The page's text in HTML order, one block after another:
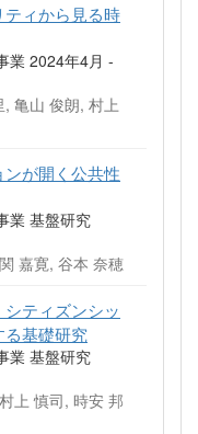
ィから見る時
業 2024年4月 -
亀山 俊朗, 村上
が開く公共性
業 基盤研究
嘉寛, 谷本 奈穂
シティズンシッ
基礎研究
業 基盤研究
上 慎司, 時安 邦